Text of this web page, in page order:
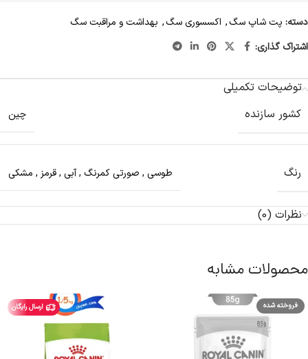
دسته: پت شاپ سگ, اکسسوری سگ, بهداشت و مراقبت سگ
اشتراک گذاری:
توضیحات تکمیلی
کشور سازنده
چین
رنگ طوسی , صورتی کمرنگ ,آبی ,قرمز , مشکی
نظرات (0)
محصولات مشابه
فروخته شده ارسال رایگان